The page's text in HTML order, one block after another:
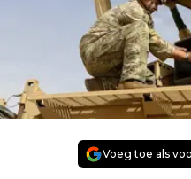
Voeg toe als